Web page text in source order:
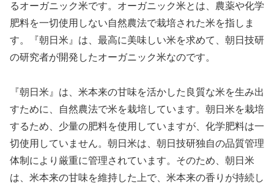
るオーガニック米です。オーガニック米とは、農薬や化学
肥料を一切使用しない自然農法で栽培された米を指しま
す。『朝日米』は、最高に美味しい米を求めて、朝日技研
の研究者が開発したオーガニック米なのです。
『朝日米』は、米本来の甘味を活かした良質な米を生み出
すために、自然農法で米を栽培しています。朝日米を栽培
するため、少量の肥料を使用していますが、化学肥料は一
切使用していません。朝日米は、朝日技研独自の品質管理
体制により厳重に管理されています。そのため、朝日米
は、米本来の甘味を維持した上で、米本来の香りが持続し